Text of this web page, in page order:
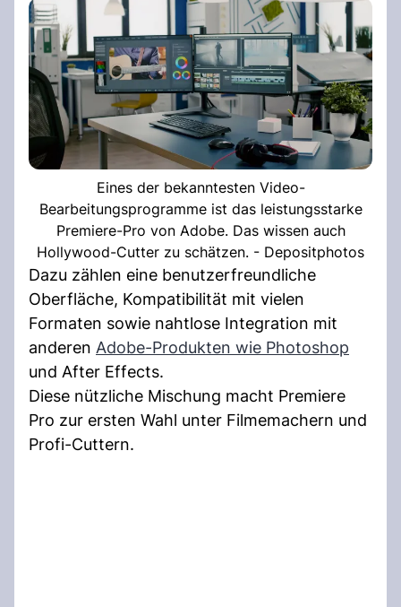
Eines der bekanntesten Video-
Bearbeitungsprogramme ist das leistungsstarke
Premiere-Pro von Adobe. Das wissen auch
Hollywood-Cutter zu schätzen. - Depositphotos
Dazu zählen eine benutzerfreundliche
Oberfläche, Kompatibilität mit vielen
Formaten sowie nahtlose Integration mit
anderen Adobe-Produkten wie Photoshop
und After Effects.
Diese nützliche Mischung macht Premiere
Pro zur ersten Wahl unter Filmemachern und
Profi-Cuttern.